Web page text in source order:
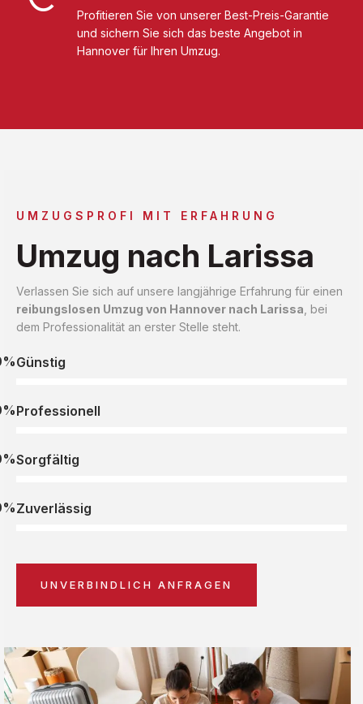
Profitieren Sie von unserer Best-Preis-Garantie
und sichern Sie sich das beste Angebot in
Hannover für Ihren Umzug.
UMZUGSPROFI MIT ERFAHRUNG
Umzug nach Larissa
Verlassen Sie sich auf unsere langjährige Erfahrung für einen
reibungslosen Umzug von Hannover nach Larissa , bei
dem Professionalität an erster Stelle steht.
Günstig
Professionell
Sorgfältig
Zuverlässig
UNVERBINDLICH ANFRAGEN